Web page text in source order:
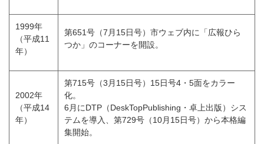
1999年
（平成11
年）
第651号（7月15日号）市ウェブ内に「広報ひら
つか」のコーナーを開設。
2002年
（平成14
年）
第715号（3月15日号）15日号4・5面をカラー
化。
6月にDTP（DeskTopPublishing ・卓上出版）シス
テムを導入、第729号（10月15日号）から本格編
集開始。